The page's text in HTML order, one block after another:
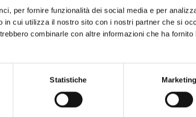
per fornire funzionalità dei social media e per
cui utilizza il nostro sito con i nostri partner che si
combinarle con altre informazioni che ha fornito
Statistiche Marketing
COVID-19.
Pedernales
proyecto
Ecuador,
mediante